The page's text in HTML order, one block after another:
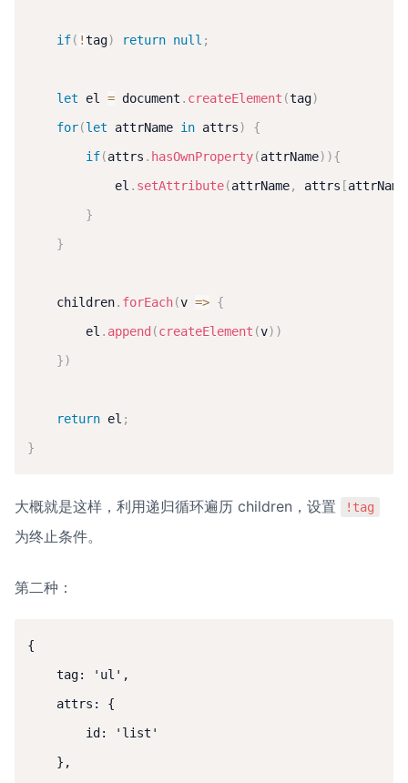
if( !tag) return null ;
let el = document . createElement (tag)
for(let attrName in attrs)
{
if(attrs . hasOwnProperty(attrName) ){
            el
. setAttribute(attrName, attrs [attrName
}
}
    children
. forEach(v => {
        el
. append (createElement (v) )
})
return el ;
}
大概就是这样，利用递归循环遍历 children，设置 !tag
为终止条件。
第二种：
{
    tag: 'ul',
    attrs: {
        id: 'list'
    },